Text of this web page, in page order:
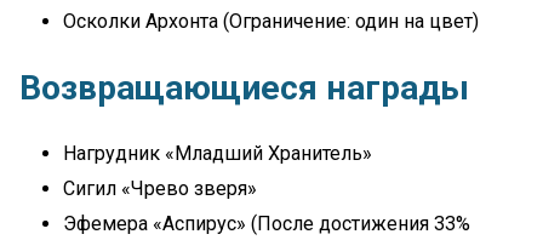
Осколки Архонта (Ограничение: один на цвет)
Возвращающиеся награды
Нагрудник «Младший Хранитель»
Сигил «Чрево зверя»
Эфемера «Аспирус» (После достижения 33%